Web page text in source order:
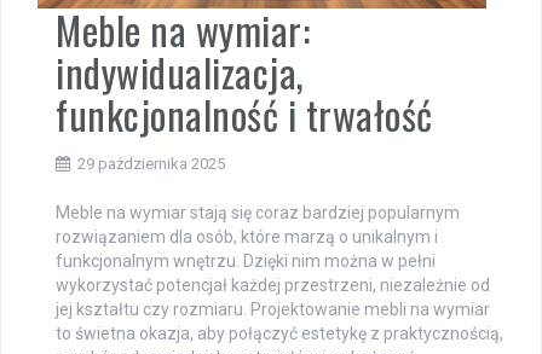
Meble na wymiar:
indywidualizacja,
funkcjonalność i trwałość
29 października 2025
Meble na wymiar stają się coraz bardziej popularnym
rozwiązaniem dla osób, które marzą o unikalnym i
funkcjonalnym wnętrzu. Dzięki nim można w pełni
wykorzystać potencjał każdej przestrzeni, niezależnie od
jej kształtu czy rozmiaru. Projektowanie mebli na wymiar
to świetna okazja, aby połączyć estetykę z praktycznością,